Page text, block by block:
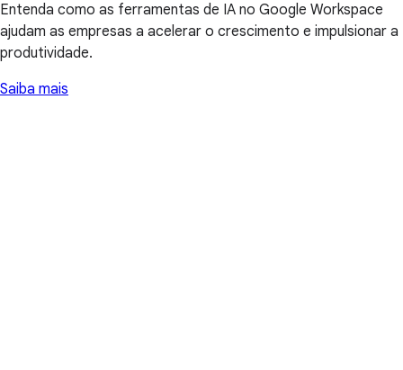
Entenda como as ferramentas de IA no Google Workspace
ajudam as empresas a acelerar o crescimento e impulsionar a
produtividade.
Saiba mais